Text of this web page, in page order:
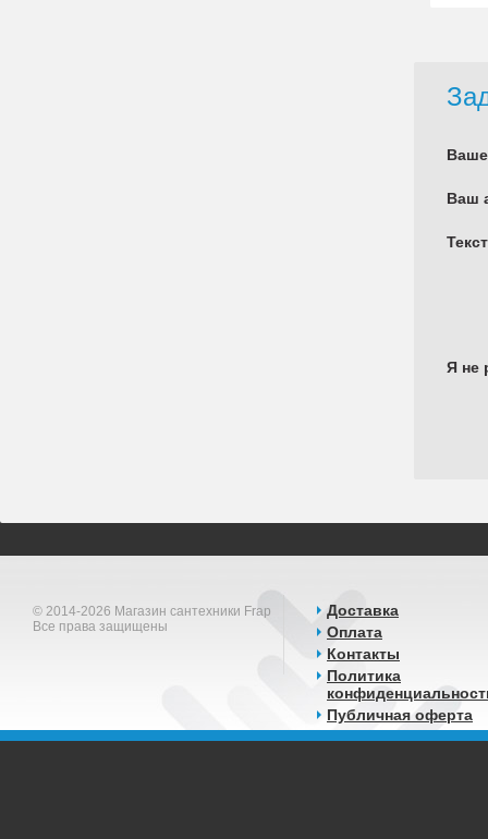
Ваш
Я не
© 2014-2026 Магазин сантехники Frap
Все права защищены
Доставка
Оплата
Контакты
Политика
Публичная оферта